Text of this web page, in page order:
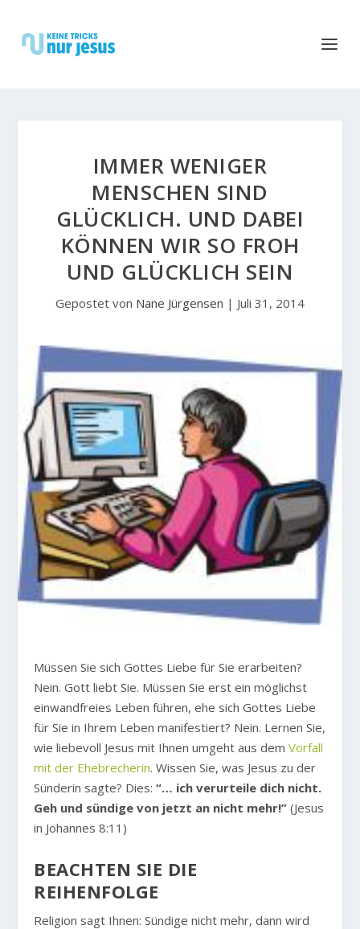
IMMER WENIGER
MENSCHEN SIND
GLÜCKLICH. UND DABEI
KÖNNEN WIR SO FROH
UND GLÜCKLICH SEIN
Gepostet von Nane Jürgensen | Juli 31, 2014
Müssen Sie sich Gottes Liebe für Sie erarbeiten?
Nein. Gott liebt Sie. Müssen Sie erst ein möglichst
einwandfreies Leben führen, ehe sich Gottes Liebe
für Sie in Ihrem Leben manifestiert? Nein. Lernen Sie,
wie liebevoll Jesus mit Ihnen umgeht aus demVorfall
mit der Ehebrecherin. Wissen Sie, was Jesus zu der
Sünderin sagte? Dies:“… ich verurteile dich nicht.
Geh und sündige von jetzt an nicht mehr!” (Jesus
in Johannes 8:11)
BEACHTEN SIE DIE
REIHENFOLGE
Religion sagt Ihnen: Sündige nicht mehr, dann wird